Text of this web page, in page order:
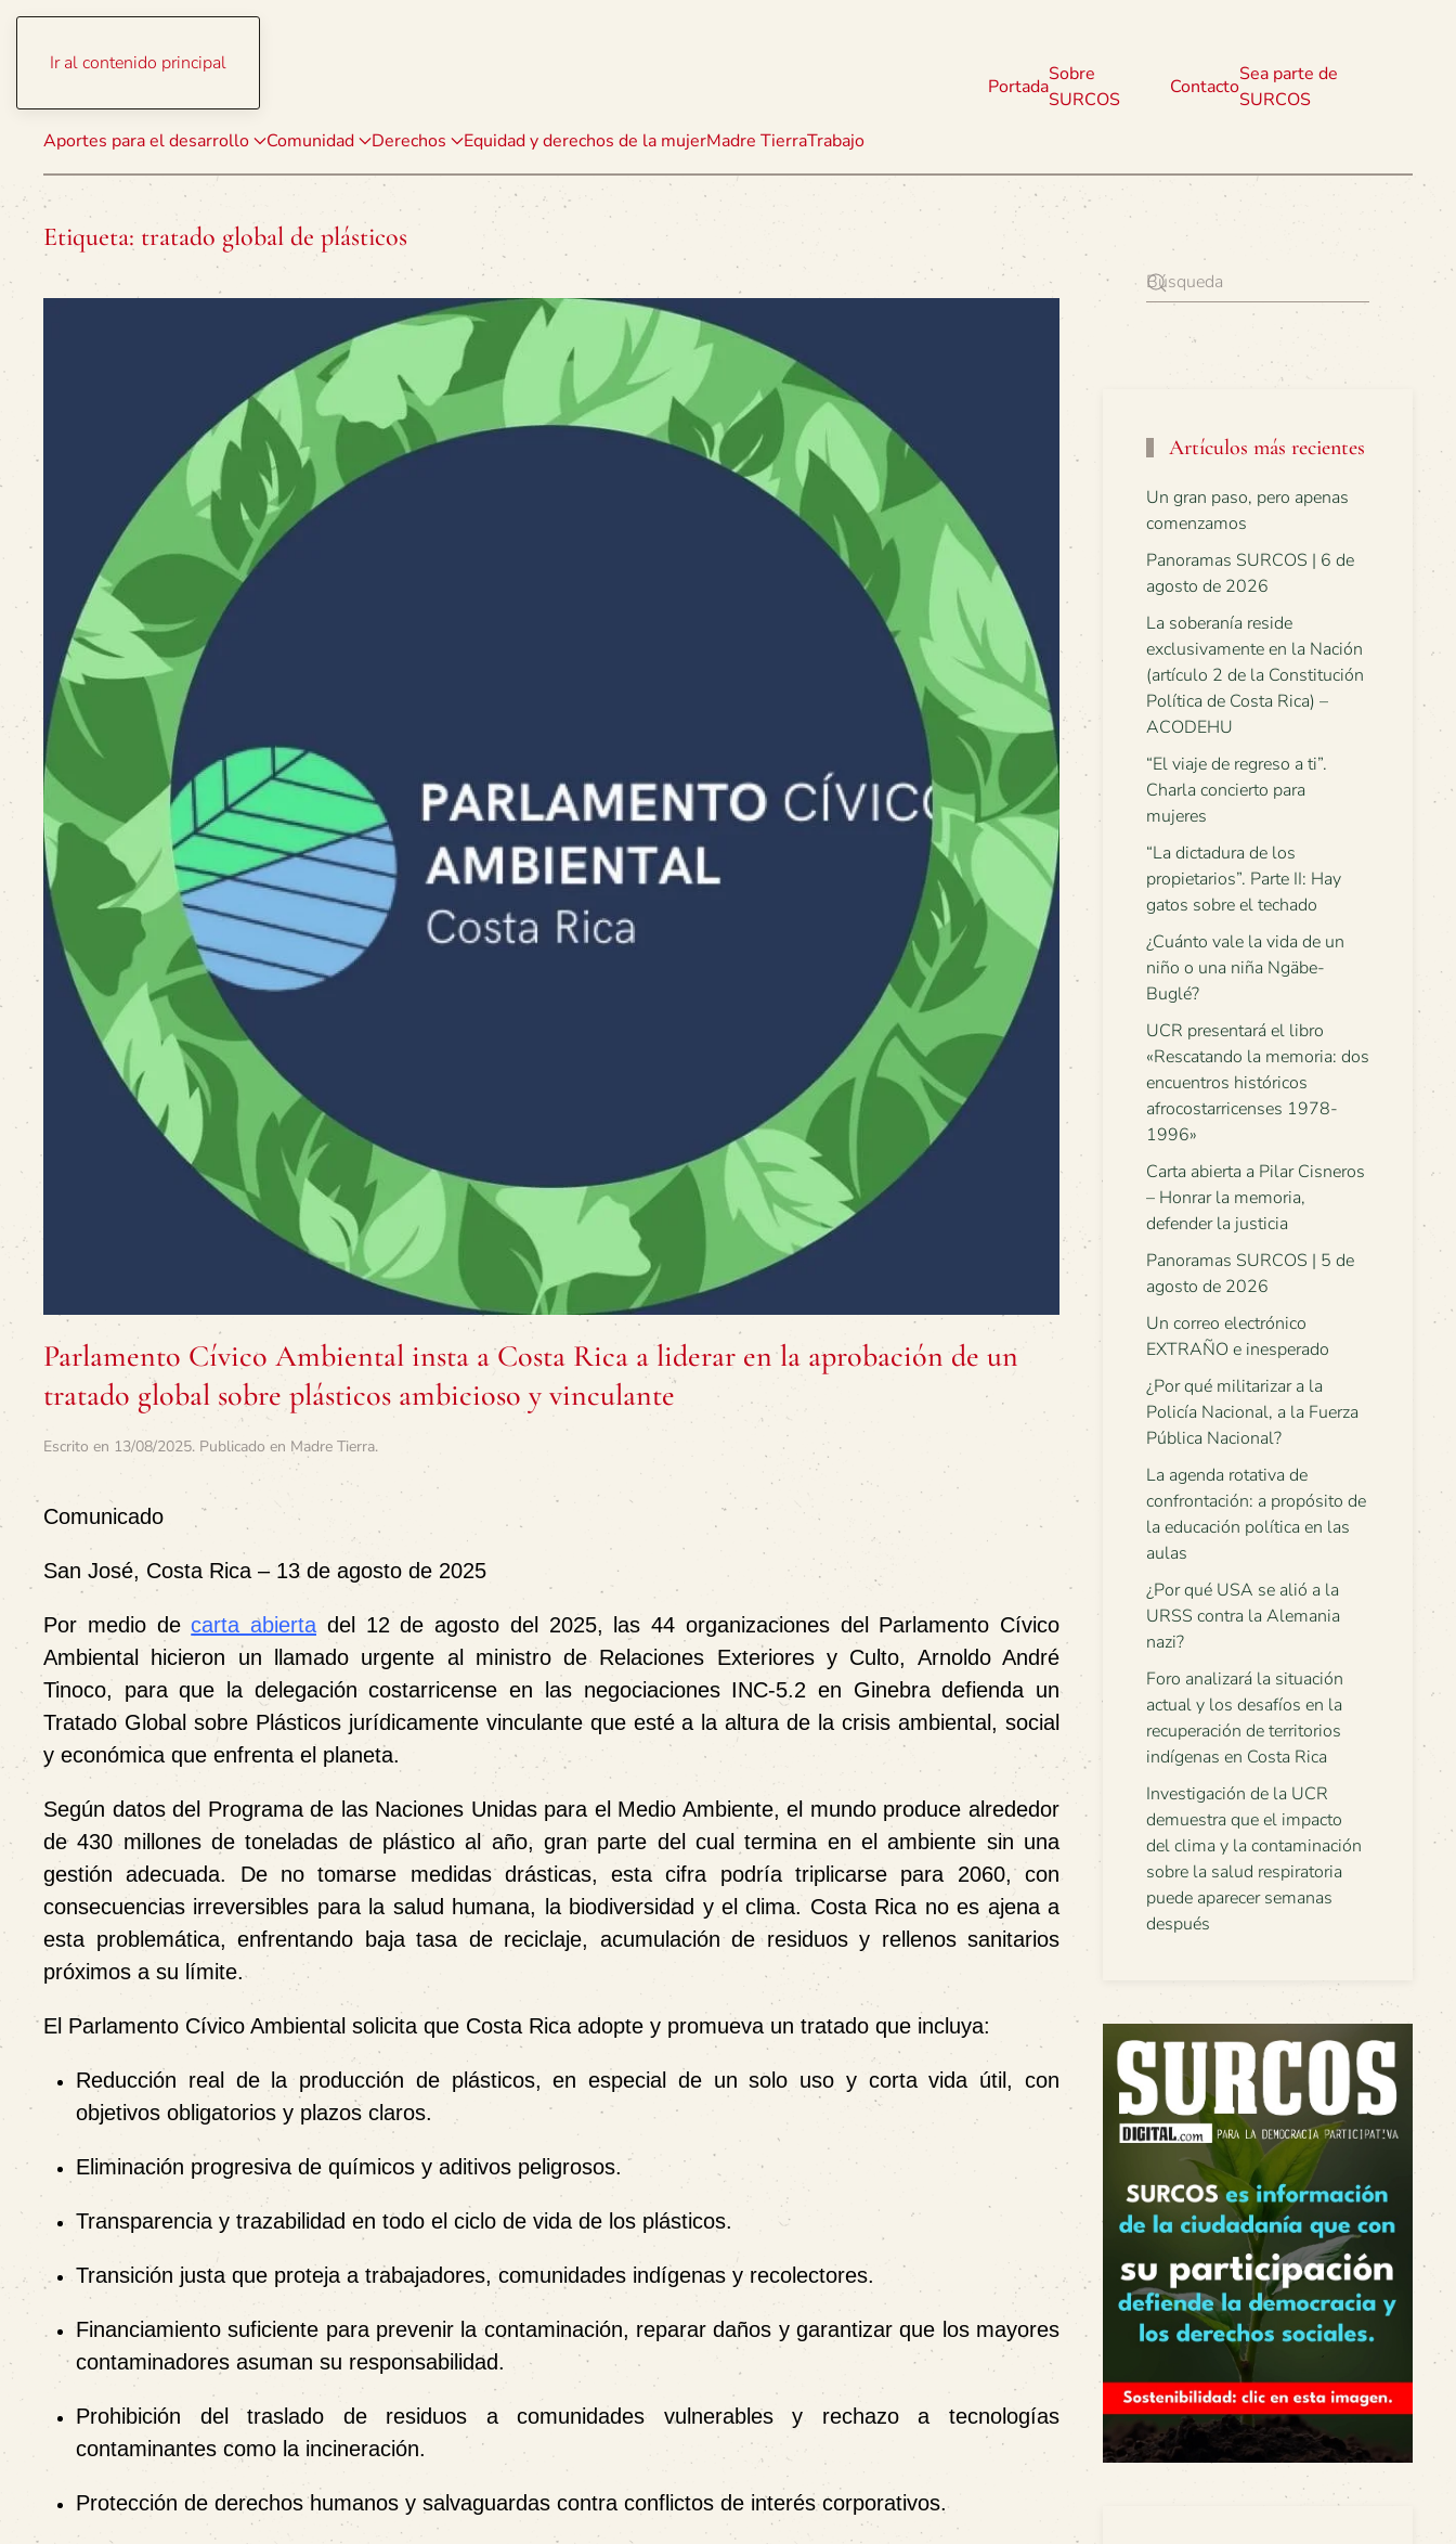
Ir al contenido principal
Aportes para el desarrollo Comunidad Derechos Equidad y derechos de la mujerMadre TierraTrabajo
Portada
Sobre
SURCOS
Contacto
Sea parte de
SURCOS
Etiqueta: tratado global de plásticos
Parlamento Cívico Ambiental insta a Costa Rica a liderar en la aprobación de un
tratado global sobre plásticos ambicioso y vinculante
Escrito en 13/08/2025. Publicado en Madre Tierra.
Comunicado
San José, Costa Rica – 13 de agosto de 2025
Por medio decarta abierta del 12 de agosto del 2025, las 44 organizaciones del Parlamento Cívico
Ambiental hicieron un llamado urgente al ministro de Relaciones Exteriores y Culto, Arnoldo André
Tinoco, para que la delegación costarricense en las negociaciones INC-5.2 en Ginebra defienda un
Tratado Global sobre Plásticos jurídicamente vinculanteque esté a la altura de la crisis ambiental, social
y económica que enfrenta el planeta.
Según datos del Programa de las Naciones Unidas para el Medio Ambiente, el mundo produce alrededor
de 430 millones de toneladas de plástico al año, gran parte del cual termina en el ambiente sin una
gestión adecuada. De no tomarse medidas drásticas, esta cifra podríatriplicarse para 2060, con
consecuencias irreversibles para la salud humana, la biodiversidad y el clima. Costa Rica no es ajena a
esta problemática, enfrentando baja tasa de reciclaje, acumulación de residuos y rellenos sanitarios
próximos a su límite.
El Parlamento Cívico Ambiental solicita que Costa Rica adopte y promueva un tratado que incluya:
Reducción real
de la producción de plásticos, en especial de un solo uso y corta vida útil, con
objetivos obligatorios y plazos claros.
Eliminación progresiva de químicos y aditivos peligrosos.
Transparencia y trazabilidad en todo el ciclo de vida de los plásticos.
Transición justaque proteja a trabajadores, comunidades indígenas y recolectores.
Financiamiento suficiente para prevenir la contaminación, reparar daños y garantizar que los mayores
contaminadores asuman su responsabilidad.
Prohibición del traslado de residuos a comunidades vulnerables y rechazo a tecnologías
contaminantes como la incineración.
Protección de derechos humanos y salvaguardas contra conflictos de interés corporativos.
Artículos más recientes
Un gran paso, pero apenas
comenzamos
Panoramas SURCOS | 6 de
agosto de 2026
La soberanía reside
exclusivamente en la Nación
(artículo 2 de la Constitución
Política de Costa Rica) –
ACODEHU
“El viaje de regreso a ti”.
Charla concierto para
mujeres
“La dictadura de los
propietarios”. Parte II: Hay
gatos sobre el techado
¿Cuánto vale la vida de un
niño o una niña Ngäbe-
Buglé?
UCR presentará el libro
«Rescatando la memoria: dos
encuentros históricos
afrocostarricenses 1978-
1996»
Carta abierta a Pilar Cisneros
– Honrar la memoria,
defender la justicia
Panoramas SURCOS | 5 de
agosto de 2026
Un correo electrónico
EXTRAÑO e inesperado
¿Por qué militarizar a la
Policía Nacional, a la Fuerza
Pública Nacional?
La agenda rotativa de
confrontación: a propósito de
la educación política en las
aulas
¿Por qué USA se alió a la
URSS contra la Alemania
nazi?
Foro analizará la situación
actual y los desafíos en la
recuperación de territorios
indígenas en Costa Rica
Investigación de la UCR
demuestra que el impacto
del clima y la contaminación
sobre la salud respiratoria
puede aparecer semanas
después